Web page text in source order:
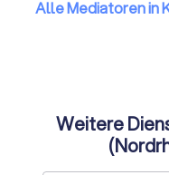
Alle Mediatoren in
Weitere